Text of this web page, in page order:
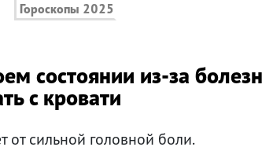
Гороскопы 2025
состоянии из-за
с кровати
от сильной головной боли.